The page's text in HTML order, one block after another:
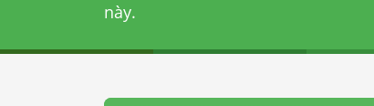
này.